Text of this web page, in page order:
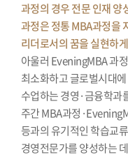
과정의 경우 전문 인재
과정은 정통 MBA과정을
리더로서의 꿈을 실현하
아울러 EveningMBA 과
최소화하고 글로벌시대
수업하는 경영·금융학과
주간 MBA과정
등과의 유기적인 학습교
경영전문가를 양성하는